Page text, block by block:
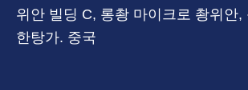
위안 빌딩 C, 롱촹 마이크로 촹위안,
한탕가. 중국